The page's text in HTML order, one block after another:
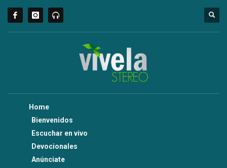
Home
Bienvenidos
Escuchar en vivo
Devocionales
Anúnciate